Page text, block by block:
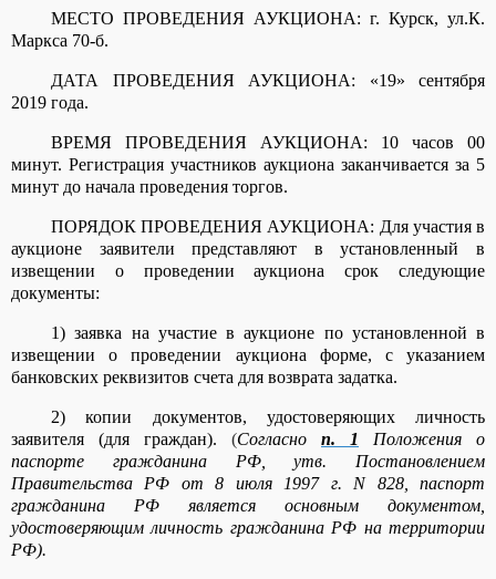
МЕСТО ПРОВЕДЕНИЯ АУКЦИОНА: г. Курск, ул.К.
Маркса 70-б.
ДАТА ПРОВЕДЕНИЯ АУКЦИОНА: «19» сентября
2019 года.
ВРЕМЯ ПРОВЕДЕНИЯ АУКЦИОНА: 10 часов 00
минут. Регистрация участников аукциона заканчивается за 5
минут до начала проведения торгов.
ПОРЯДОК ПРОВЕДЕНИЯ АУКЦИОНА: Для участия в
аукционе заявители представляют в установленный в
извещении о проведении аукциона срок следующие
документы:
1) заявка на участие в аукционе по установленной в
извещении о проведении аукциона форме, с указанием
банковских реквизитов счета для возврата задатка.
2) копии документов, удостоверяющих личность
заявителя (для граждан). (Согласно п. 1 Положения о
паспорте гражданина РФ, утв. Постановлением
Правительства РФ от 8 июля 1997 г. N 828, паспорт
гражданина РФ является основным документом,
удостоверяющим личность гражданина РФ на территории
РФ).